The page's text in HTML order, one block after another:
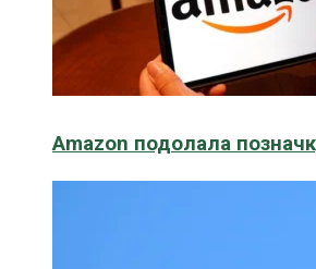
Amazon подолала